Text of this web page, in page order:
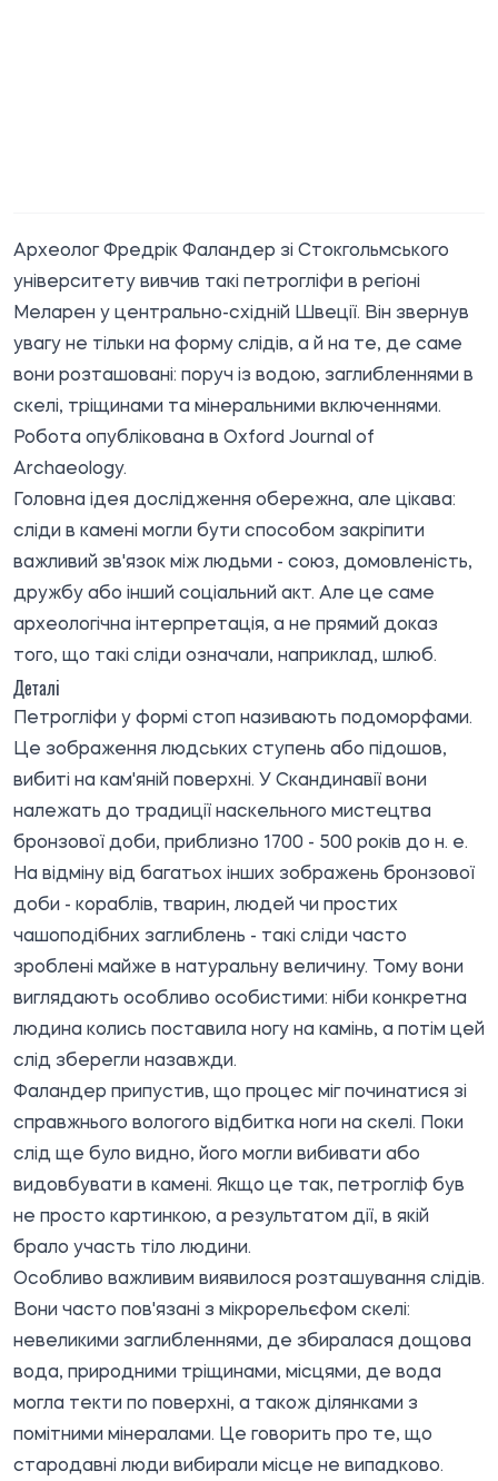
Археолог Фредрік Фаландер зі Стокгольмського
університету вивчив такі петрогліфи в регіоні
Меларен у центрально-східній Швеції. Він звернув
увагу не тільки на форму слідів, а й на те, де саме
вони розташовані: поруч із водою, заглибленнями в
скелі, тріщинами та мінеральними включеннями.
Робота опублікована в Oxford Journal of
Archaeology.
Головна ідея дослідження обережна, але цікава:
сліди в камені могли бути способом закріпити
важливий зв'язок між людьми - союз, домовленість,
дружбу або інший соціальний акт. Але це саме
археологічна інтерпретація, а не прямий доказ
того, що такі сліди означали, наприклад, шлюб.
Деталі
Петрогліфи у формі стоп називають подоморфами.
Це зображення людських ступень або підошов,
вибиті на кам'яній поверхні. У Скандинавії вони
належать до традиції наскельного мистецтва
бронзової доби, приблизно 1700 - 500 років до н. е.
На відміну від багатьох інших зображень бронзової
доби - кораблів, тварин, людей чи простих
чашоподібних заглиблень - такі сліди часто
зроблені майже в натуральну величину. Тому вони
виглядають особливо особистими: ніби конкретна
людина колись поставила ногу на камінь, а потім цей
слід зберегли назавжди.
Фаландер припустив, що процес міг починатися зі
справжнього вологого відбитка ноги на скелі. Поки
слід ще було видно, його могли вибивати або
видовбувати в камені. Якщо це так, петрогліф був
не просто картинкою, а результатом дії, в якій
брало участь тіло людини.
Особливо важливим виявилося розташування слідів.
Вони часто пов'язані з мікрорельєфом скелі:
невеликими заглибленнями, де збиралася дощова
вода, природними тріщинами, місцями, де вода
могла текти по поверхні, а також ділянками з
помітними мінералами. Це говорить про те, що
стародавні люди вибирали місце не випадково.